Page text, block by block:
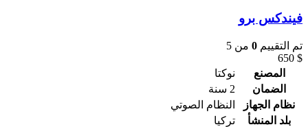
فيندكس برو
تم التقييم 0 من 5
650 $
المصنع
نوكتا
الضمان
2 سنة
نظام الجهاز
النظام الصوتي
بلد المنشأ
تركيا